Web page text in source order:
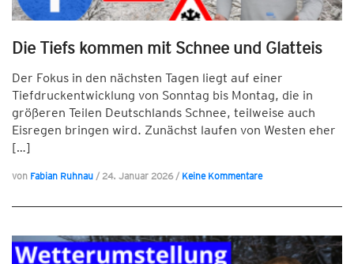
Die Tiefs kommen mit Schnee und Glatteis
Der Fokus in den nächsten Tagen liegt auf einer
Tiefdruckentwicklung von Sonntag bis Montag, die in
größeren Teilen Deutschlands Schnee, teilweise auch
Eisregen bringen wird. Zunächst laufen von Westen eher
[…]
von Fabian Ruhnau / 24. Januar 2026/ Keine Kommentare